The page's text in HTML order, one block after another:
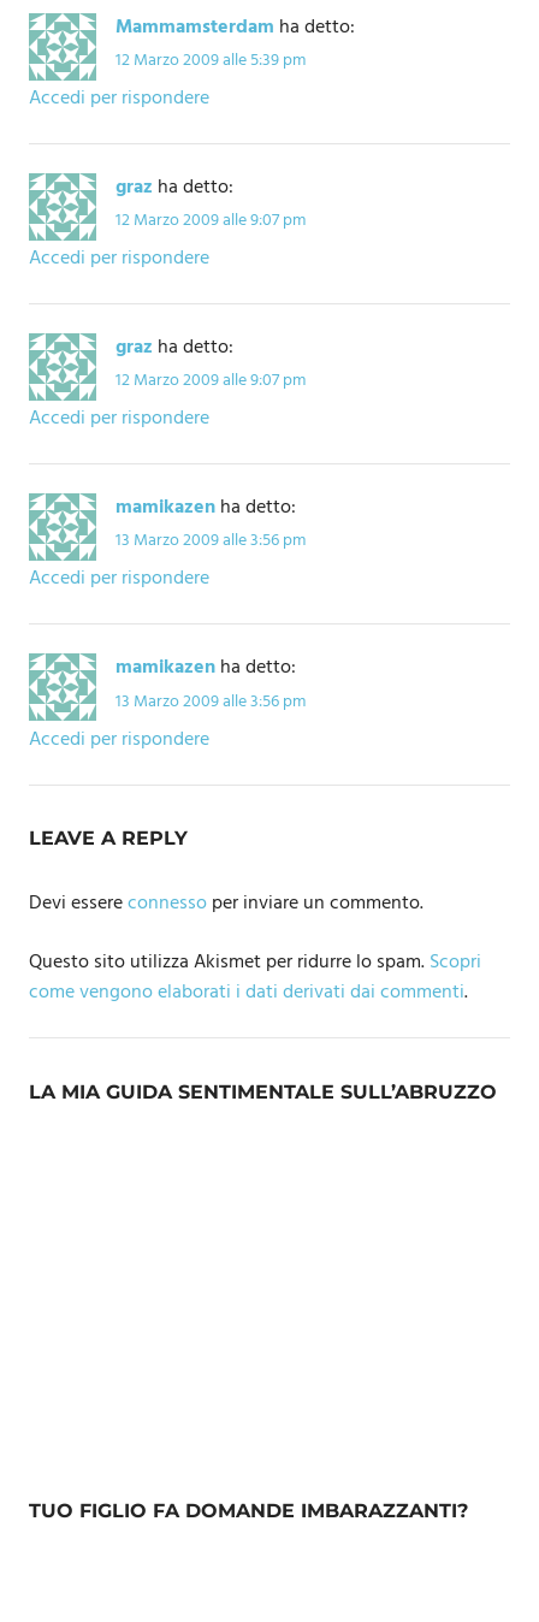
Mammamsterdam ha detto:
12 Marzo 2009 alle 5:39 pm
Accedi per rispondere
graz ha detto:
12 Marzo 2009 alle 9:07 pm
Accedi per rispondere
graz ha detto:
12 Marzo 2009 alle 9:07 pm
Accedi per rispondere
mamikazenha detto:
13 Marzo 2009 alle 3:56 pm
Accedi per rispondere
mamikazenha detto:
13 Marzo 2009 alle 3:56 pm
Accedi per rispondere
LEAVE A REPLY
Devi essereconnessoper inviare un commento.
Questo sito utilizza Akismet per ridurre lo spam.Scopri
come vengono elaborati i dati derivati dai commenti.
LA MIA GUIDA SENTIMENTALE SULL’ABRUZZO
TUO FIGLIO FA DOMANDE IMBARAZZANTI?